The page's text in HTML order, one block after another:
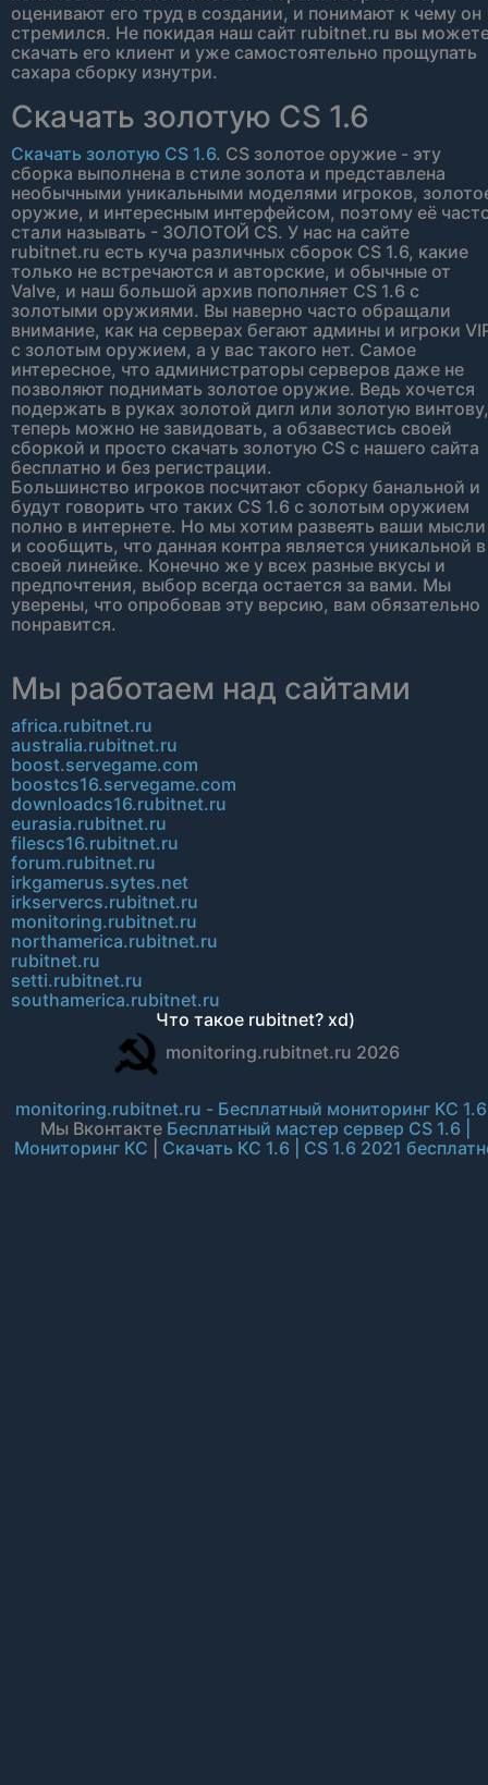
оценивают его труд в создании, и понимают к чему он
стремился. Не покидая наш сайт rubitnet.ru вы
скачать его клиент и уже самостоятельно прощупать
сахара сборку изнутри.
Скачать золотую CS 1.6
Скачать золотую CS 1.6. CS золотое оружие - эту
сборка выполнена в стиле золота и представлена
необычными уникальными моделями игроков,
оружие, и интересным интерфейсом, поэтому её
стали называть - ЗОЛОТОЙ CS. У нас на сайте
rubitnet.ru есть куча различных сборок CS 1.6, какие
только не встречаются и авторские, и обычные от
Valve, и наш большой архив пополняет CS 1.6 с
золотыми оружиями. Вы наверно часто обращали
внимание, как на серверах бегают админы и игроки
с золотым оружием, а у вас такого нет. Самое
интересное, что администраторы серверов даже не
позволяют поднимать золотое оружие. Ведь хочется
подержать в руках золотой дигл или золотую винтову,
теперь можно не завидовать, а обзавестись своей
сборкой и просто скачать золотую CS с нашего сайта
бесплатно и без регистрации.
Большинство игроков посчитают сборку банальной и
будут говорить что таких CS 1.6 с золотым оружием
полно в интернете. Но мы хотим развеять ваши мысли
и сообщить, что данная контра является уникальной в
своей линейке. Конечно же у всех разные вкусы и
предпочтения, выбор всегда остается за вами. Мы
уверены, что опробовав эту версию, вам обязательно
понравится.
Мы работаем над сайтами
africa.rubitnet.ru
australia.rubitnet.ru
boost.servegame.com
boostcs16.servegame.com
downloadcs16.rubitnet.ru
eurasia.rubitnet.ru
filescs16.rubitnet.ru
forum.rubitnet.ru
irkgamerus.sytes.net
irkservercs.rubitnet.ru
monitoring.rubitnet.ru
northamerica.rubitnet.ru
rubitnet.ru
setti.rubitnet.ru
southamerica.rubitnet.ru
Что такое rubitnet? xd)
monitoring.rubitnet.ru 2026
monitoring.rubitnet.ru - Бесплатный мониторинг КС 1.6
Мы Вконтакте Бесплатный мастер сервер CS 1.6 |
Мониторинг КС
Скачать КС 1.6 | CS 1.6 2021